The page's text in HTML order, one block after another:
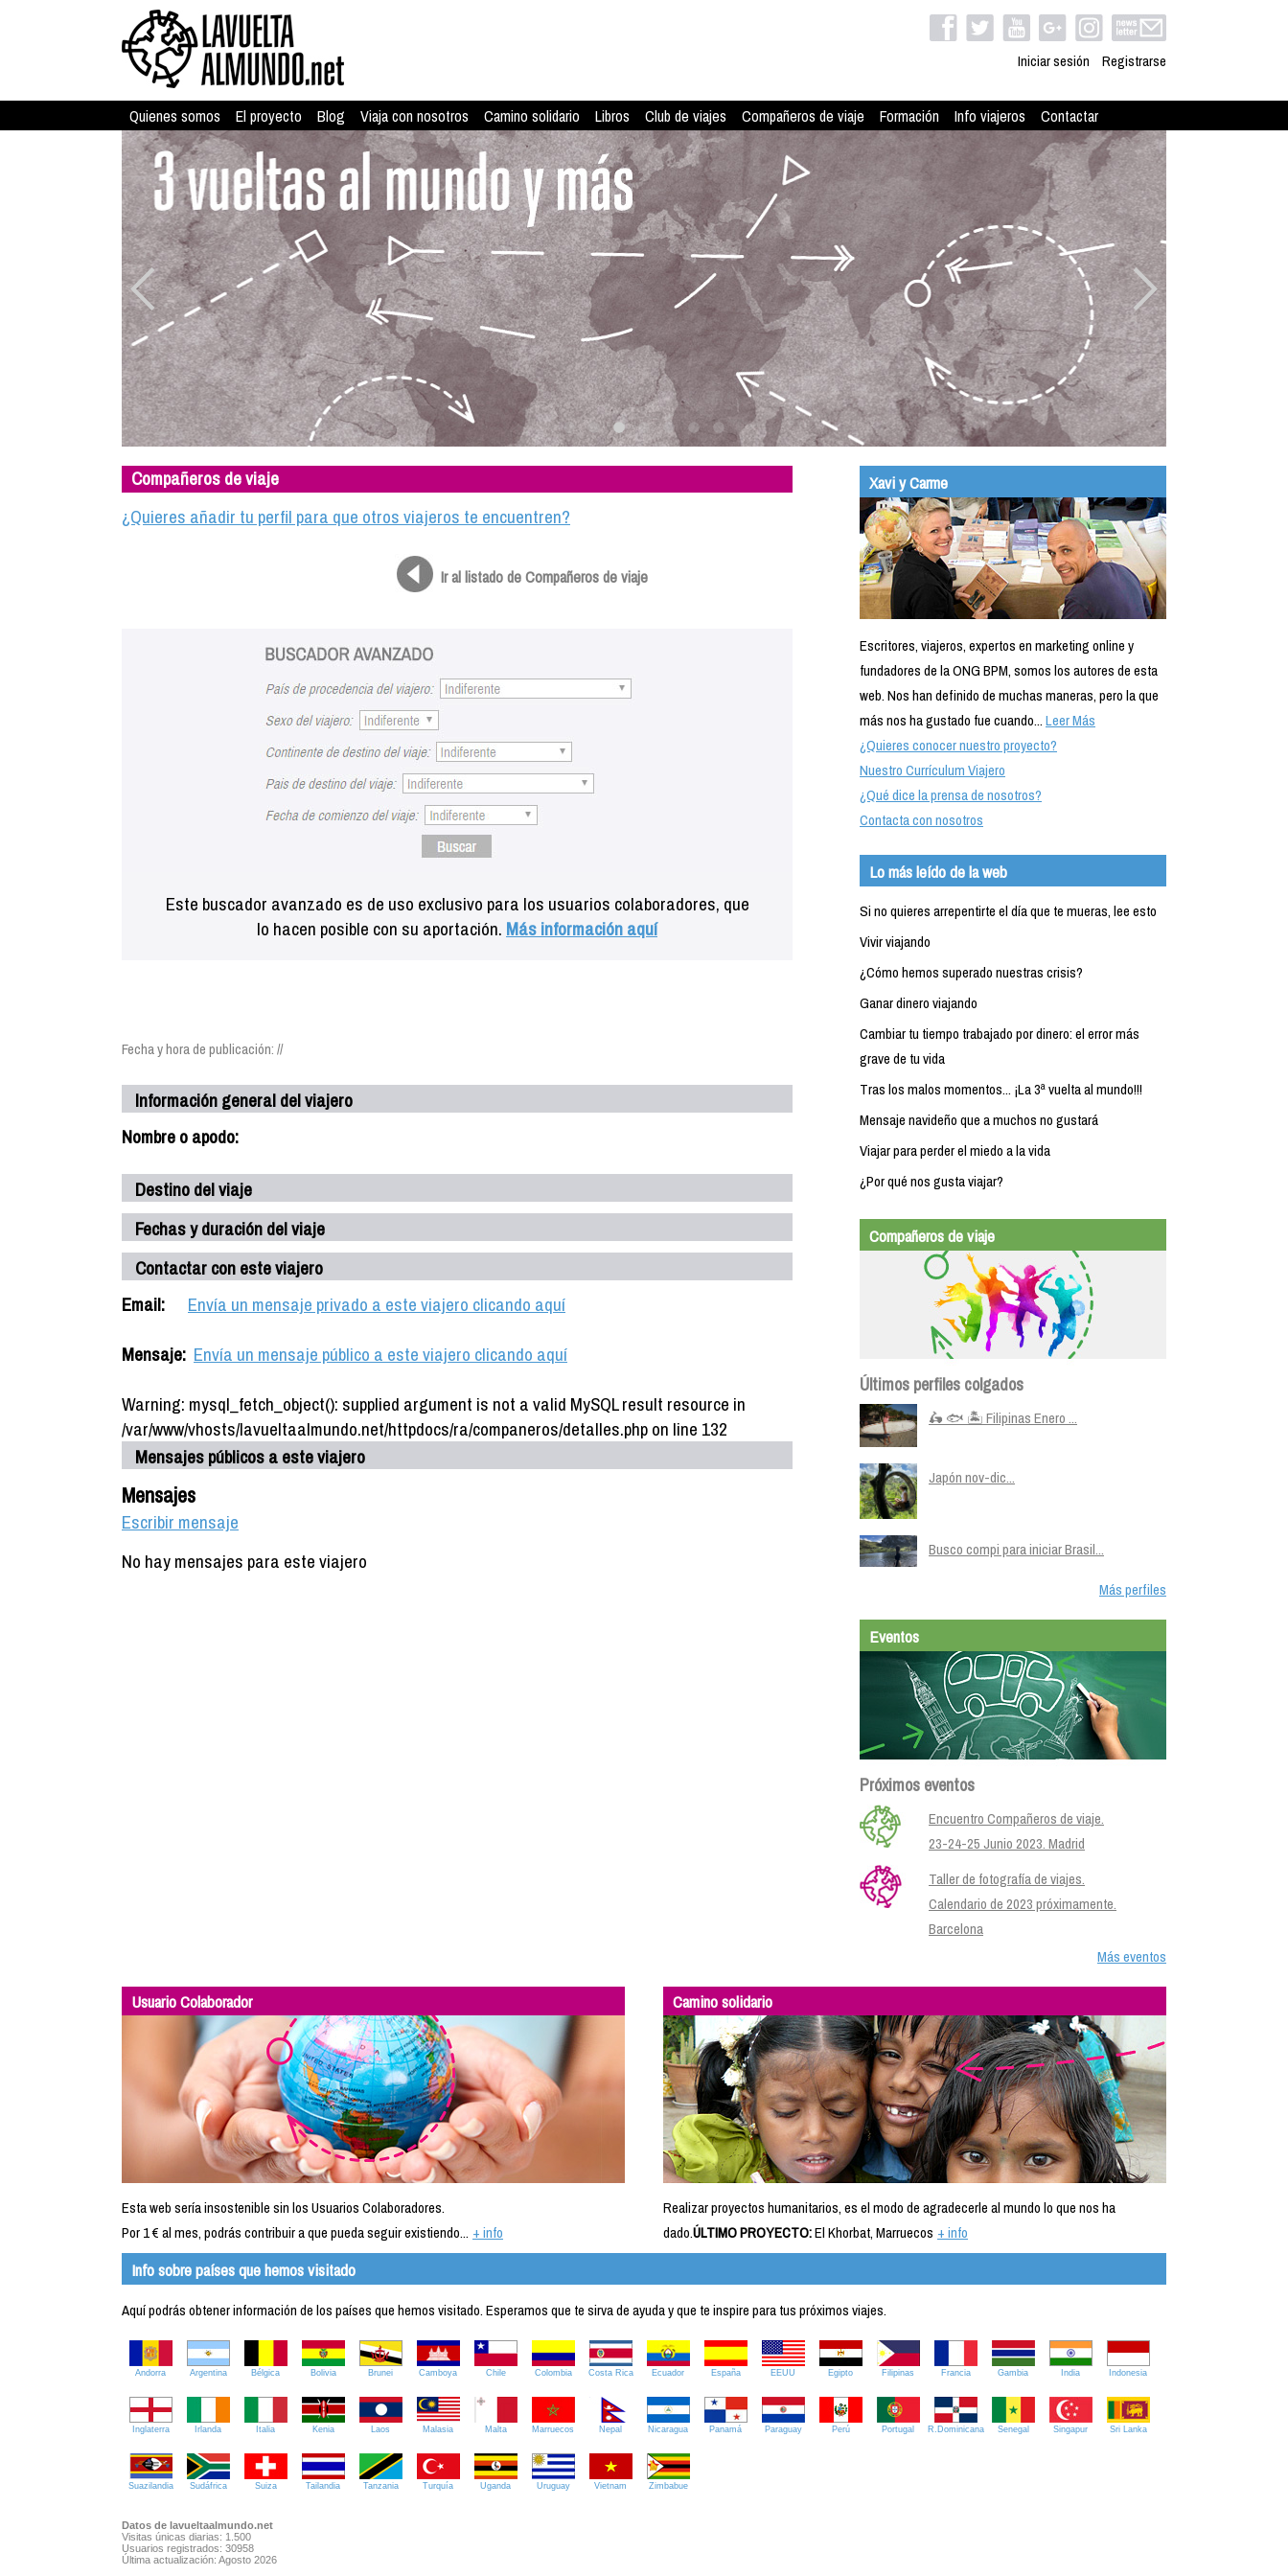
Iniciar sesión Registrarse
Quienes somos El proyecto Blog Viaja con nosotros Camino solidario Libros Club de viajes Compañeros de viaje Formación Info viajeros Contactar
Compañeros de viaje
¿Quieres añadir tu perfil para que otros viajeros te encuentren?
Ir al listado de Compañeros de viaje
Este buscador avanzado es de uso exclusivo para los usuarios colaboradores, que
lo hacen posible con su aportación. Más información aquí
Fecha y hora de publicación: //
Información general del viajero
Nombre o apodo:
Destino del viaje
Fechas y duración del viaje
Contactar con este viajero
Email:
Envía un mensaje privado a este viajero clicando aquí
Mensaje: Envía un mensaje público a este viajero clicando aquí
Warning: mysql_fetch_object(): supplied argument is not a valid MySQL result resource in
/var/www/vhosts/lavueltaalmundo.net/httpdocs/ra/companeros/detalles.php on line 132
Mensajes públicos a este viajero
Mensajes
Escribir mensaje
No hay mensajes para este viajero
Xavi y Carme
Escritores, viajeros, expertos en marketing online y
fundadores de la ONG BPM, somos los autores de esta
web. Nos han definido de muchas maneras, pero la que
más nos ha gustado fue cuando...Leer Más
¿Quieres conocer nuestro proyecto?
Nuestro Currículum Viajero
¿Qué dice la prensa de nosotros?
Contacta con nosotros
Lo más leído de la web
Si no quieres arrepentirte el día que te mueras, lee esto
Vivir viajando
¿Cómo hemos superado nuestras crisis?
Ganar dinero viajando
Cambiar tu tiempo trabajado por dinero: el error más
grave de tu vida
Tras los malos momentos... ¡La 3ª vuelta al mundo!!!
Mensaje navideño que a muchos no gustará
Viajar para perder el miedo a la vida
¿Por qué nos gusta viajar?
Compañeros de viaje
Últimos perfiles colgados
🛵 🐟 🏝️ Filipinas Enero ...
Japón nov-dic...
Busco compi para iniciar Brasil...
Más perfiles
Eventos
Próximos eventos
Encuentro Compañeros de viaje.
23-24-25 Junio 2023. Madrid
Taller de fotografía de viajes.
Calendario de 2023 próximamente.
Barcelona
Más eventos
Usuario Colaborador
Esta web sería insostenible sin los Usuarios Colaboradores.
Por 1 € al mes, podrás contribuir a que pueda seguir existiendo... + info
Camino solidario
Realizar proyectos humanitarios, es el modo de agradecerle al mundo lo que nos ha
dado.ÚLTIMO PROYECTO:El Khorbat, Marruecos + info
Info sobre países que hemos visitado
Aquí podrás obtener información de los países que hemos visitado. Esperamos que te sirva de ayuda y que te inspire para tus próximos viajes.
Andorra Argentina Bélgica Bolivia Brunei Camboya Chile Colombia Costa Rica Ecuador España EEUU Egipto Filipinas Francia Gambia India Indonesia
Inglaterra Irlanda Italia Kenia Laos Malasia Malta Marruecos Nepal Nicaragua Panamá Paraguay Perú Portugal R.Dominicana Senegal Singapur Sri Lanka
Suazilandia Sudáfrica Suiza Tailandia Tanzania Turquía Uganda Uruguay Vietnam Zimbabue
Datos de lavueltaalmundo.net
Visitas únicas diarias: 1.500
Usuarios registrados: 30958
Última actualización: Agosto 2026